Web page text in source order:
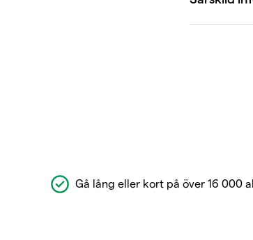
Gå lång eller kort på över 16 000